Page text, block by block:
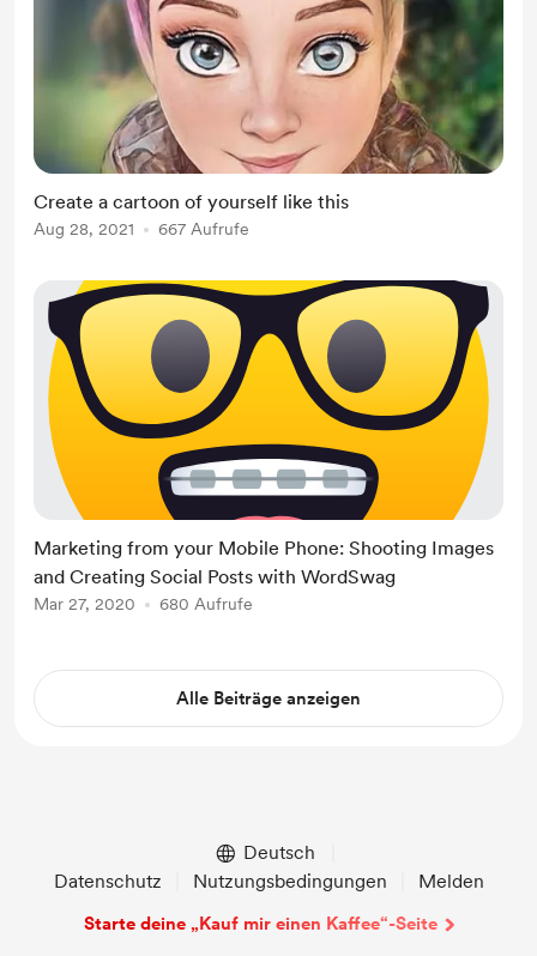
Create a cartoon of yourself like this
Aug 28, 2021 667 Aufrufe
Marketing from your Mobile Phone: Shooting Images
and Creating Social Posts with WordSwag
Mar 27, 2020 680 Aufrufe
Alle Beiträge anzeigen
Deutsch
Datenschutz
Nutzungsbedingungen Melden
Starte deine „Kauf mir einen Kaffee“-Seite